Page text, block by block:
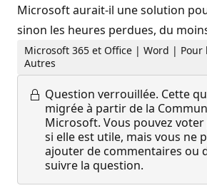
Microsoft aurait-il une solution
sinon les heures perdues, du
Microsoft 365 et Office | Word | Pour
Autres
Question verrouillée. Cette
migrée à partir de la
Microsoft. Vous pouvez
si elle est utile, mais vous ne
ajouter de commentaires ou
suivre la question.